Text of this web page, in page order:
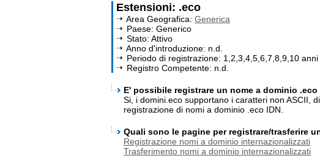
Estensioni: .eco
Area Geografica: Generica
Paese: Generico
Stato: Attivo
Anno d'introduzione: n.d.
Periodo di registrazione: 1,2,3,4,5,6,7,8,9,10 anni
Registro Competente: n.d.
E' possibile registrare un nome a dominio
Si, i domini.eco supportano i caratteri non ASCII,
registrazione di nomi a dominio .eco IDN.
Quali sono le pagine per registrare/trasferire
Registrazione nomi a dominio internazionalizzati
Trasferimento nomi a dominio internazionalizzati